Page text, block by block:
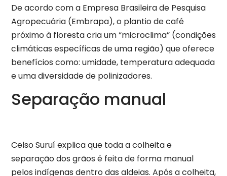
De acordo com a Empresa Brasileira de Pesquisa
Agropecuária (Embrapa), o plantio de café
próximo à floresta cria um “microclima” (condições
climáticas específicas de uma região) que oferece
benefícios como: umidade, temperatura adequada
e uma diversidade de polinizadores.
Separação manual
Celso Suruí explica que toda a colheita e
separação dos grãos é feita de forma manual
pelos indígenas dentro das aldeias. Após a colheita,